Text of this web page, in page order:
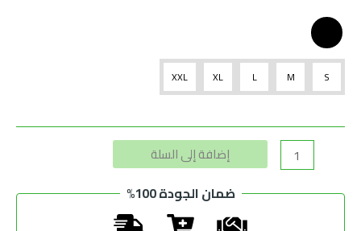
S
M
L
XL
XXL
إضافة إلى السلة
ضمان الجودة 100%